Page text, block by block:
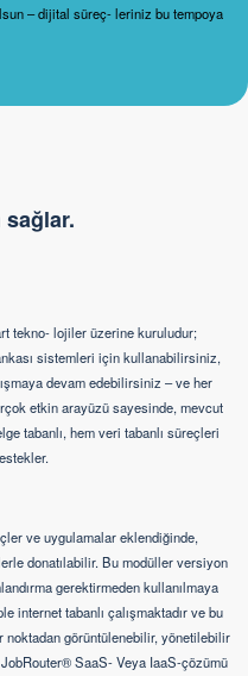
– dijital süreç- leriniz bu tempoya
tekno- lojiler üzerine kuruludur;
sistemleri için kullanabilirsiniz,
devam edebilirsiniz – ve her
etkin arayüzü sayesinde, mevcut
tabanlı, hem veri tabanlı süreçleri
ve uygulamalar eklendiğinde,
donatılabilir. Bu modüller versiyon
gerektirmeden kullanılmaya
internet tabanlı çalışmaktadır ve bu
görüntülenebilir, yönetilebilir
SaaS- Veya IaaS-çözümü